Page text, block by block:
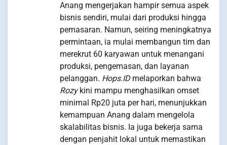
Anang mengerjakan hampir semua aspek
bisnis sendiri, mulai dari produksi hingga
pemasaran. Namun, seiring meningkatnya
permintaan, ia mulai membangun tim dan
merekrut 60 karyawan untuk menangani
produksi, pengemasan, dan layanan
pelanggan. Hops.IDmelaporkan bahwa
Rozykini mampu menghasilkan omset
minimal Rp20 juta per hari, menunjukkan
kemampuan Anang dalam mengelola
skalabilitas bisnis. Ia juga bekerja sama
dengan penjahit lokal untuk memastikan